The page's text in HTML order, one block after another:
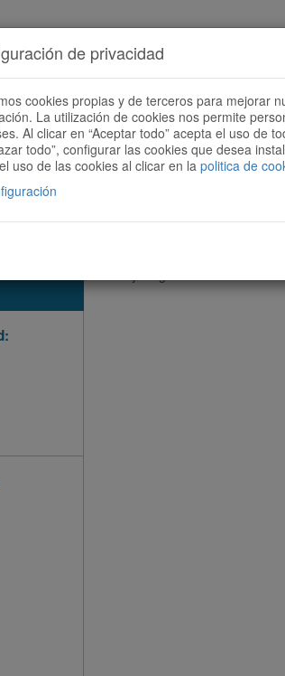
Buscador de rutas
de privacidad
cookies propias y de terceros para mejorar
La utilización de cookies nos permite
Al clicar en “Aceptar todo” acepta el uso de
todo”, configurar las cookies que desea
uso de las cookies al clicar en lapolitica de